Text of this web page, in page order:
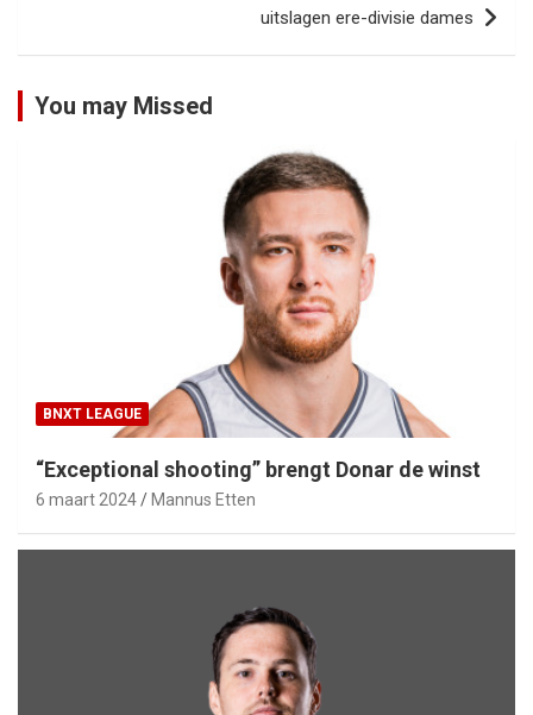
uitslagen ere-divisie dames
You may Missed
BNXT LEAGUE
“Exceptional shooting” brengt Donar de winst
6 maart 2024 Mannus Etten